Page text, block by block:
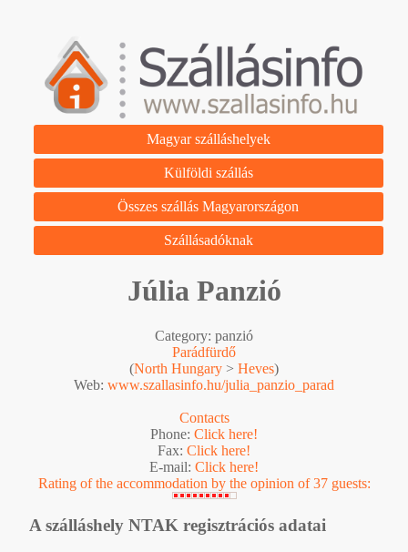
Magyar szálláshelyek
Külföldi szállás
Összes szállás Magyarországon
Szállásadóknak
Júlia Panzió
Category: panzió
Parádfürdő
(North Hungary > Heves)
Web: www.szallasinfo.hu/julia_panzio_parad
Contacts
Phone: Click here!
Fax: Click here!
E-mail: Click here!
Rating of the accommodation by the opinion of 37 guests:
A szálláshely NTAK regisztrációs adatai